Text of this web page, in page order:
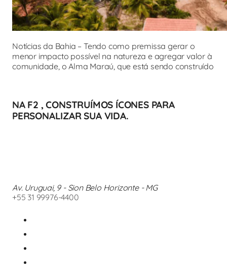
Notícias da Bahia – Tendo como premissa gerar o
menor impacto possível na natureza e agregar valor à
comunidade, o Alma Maraú, que está sendo construído
NA F2 , CONSTRUÍMOS ÍCONES PARA
PERSONALIZAR SUA VIDA.
Av. Uruguai, 9 - Sion Belo Horizonte - MG
+55 31 99976-4400